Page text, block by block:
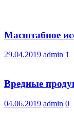
Масштабное
29.04.2019 admin 1
Вредные
04.06.2019 admin 0